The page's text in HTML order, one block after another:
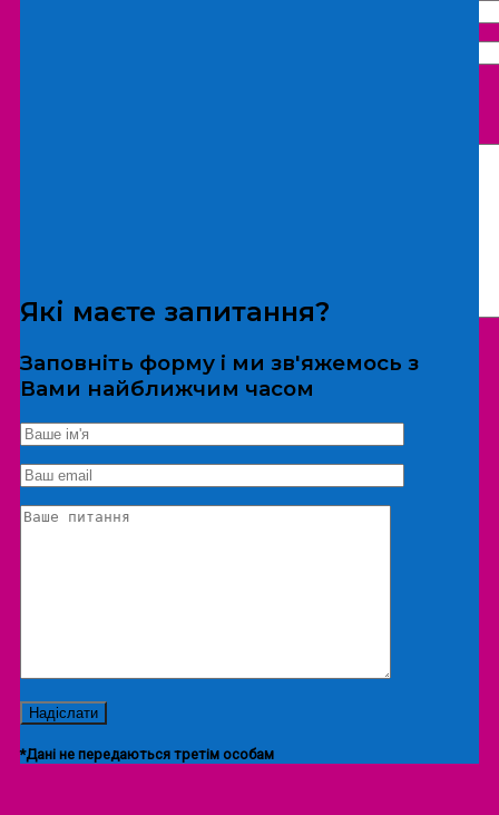
*Дані не передаються третім особам
Екскурсія/локація
Які маєте запитання?
Заповніть форму і ми зв'яжемось з
Вами найближчим часом
*Дані не передаються третім особам